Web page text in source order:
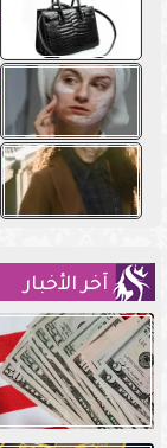
آخر الأخبار